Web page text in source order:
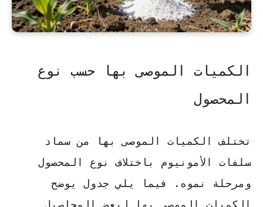
الكميات الموصى بها حسب نوع
المحصول
تختلف الكميات الموصى بها من سماد
سلفات الأمونيوم باختلاف نوع المحصول
ومرحلة نموه. فيما يلي جدول يوضح
الكميات الموصى بها لبعض المحاصيل